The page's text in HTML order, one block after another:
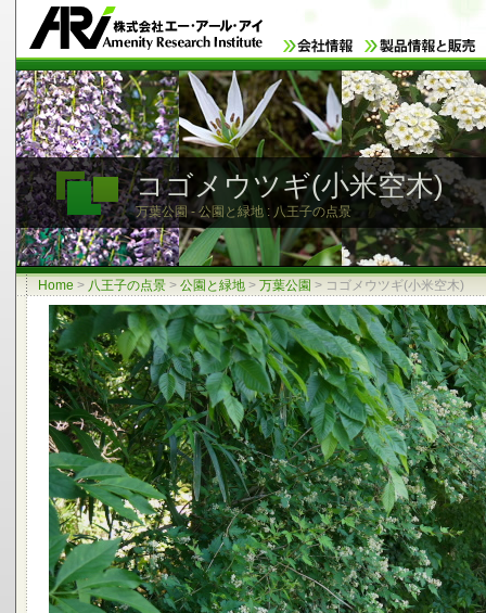
コゴメウツギ(小米空木)
万葉公園 - 公園と緑地 : 八王子の点景
Home > 八王子の点景 > 公園と緑地 > 万葉公園 > コゴメウツギ(小米空木)